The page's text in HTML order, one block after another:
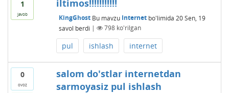
1
javob
iltimos!!!!!!!!!!!
KingGhost Bu mavzu Internetbo'limida 20 Sen, 19
savol berdi | 798ko'rilgan
pul ishlash internet
0
ovoz
salom do'stlar internetdan
sarmoyasiz pul ishlash